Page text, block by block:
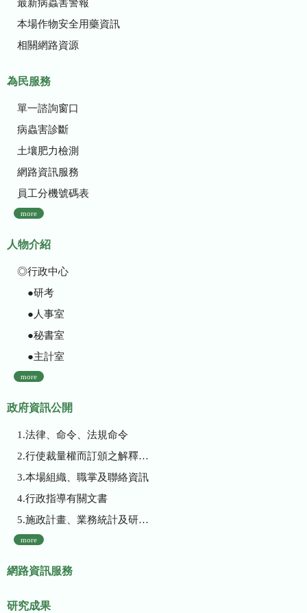
最新病蟲害警報
本場作物安全用藥資訊
相關網路資源
為民服務
單一諮詢窗口
病蟲害診斷
土壤肥力檢測
網路資訊服務
員工分機號碼表
more
人物介紹
◎行政中心
●研考
●人事室
●秘書室
●主計室
more
政府資訊公開
1.法律、命令、法規命令
2.行使裁量權而訂頒之解釋性規定及裁量基準
3.本場組織、職掌及聯絡資訊
4.行政指導有關文書
5.施政計畫、業務統計及研究報告
more
網路資訊服務
研究成果